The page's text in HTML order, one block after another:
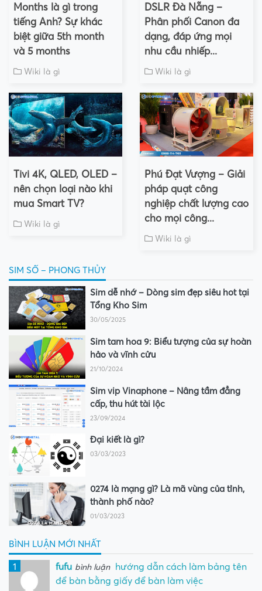
Months là gì trong
tiếng Anh? Sự khác
biệt giữa 5th month
và 5 months
Wiki là gì
DSLR Đà Nẵng –
Phân phối Canon đa
dạng, đáp ứng mọi
nhu cầu nhiếp...
Wiki là gì
Tivi 4K, QLED, OLED –
nên chọn loại nào khi
mua Smart TV?
Wiki là gì
Phú Đạt Vượng – Giải
pháp quạt công
nghiệp chất lượng cao
cho mọi công...
Wiki là gì
SIM SỐ – PHONG THỦY
Sim dễ nhớ – Dòng sim đẹp siêu hot tại
Tổng Kho Sim
30/05/2025
Sim tam hoa 9: Biểu tượng của sự hoàn
hảo và vĩnh cửu
21/10/2024
Sim vip Vinaphone – Nâng tầm đẳng
cấp, thu hút tài lộc
23/09/2024
Đại kiết là gì?
03/03/2023
0274 là mạng gì? Là mã vùng của tỉnh,
thành phố nào?
01/03/2023
BÌNH LUẬN MỚI NHẤT
1 fufu bình luận
hướng dẫn cách làm bảng tên
để bàn bằng giấy để bàn làm việc